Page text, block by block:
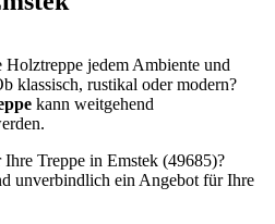
Holztreppe jedem Ambiente und
klassisch, rustikal oder modern?
kann weitgehend
Treppe in Emstek (49685)?
unverbindlich ein Angebot für Ihre